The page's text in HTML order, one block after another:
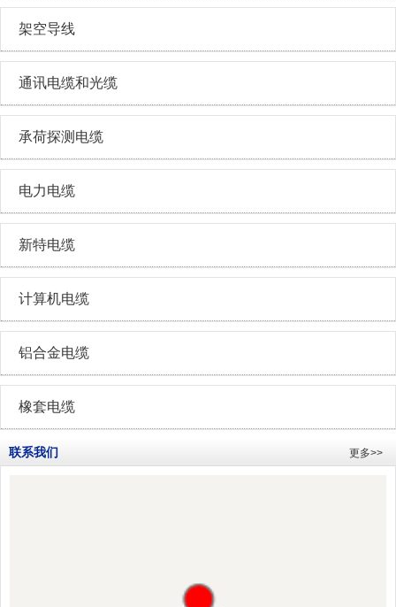
架空导线
通讯电缆和光缆
承荷探测电缆
电力电缆
新特电缆
计算机电缆
铝合金电缆
橡套电缆
联系我们 更多>>